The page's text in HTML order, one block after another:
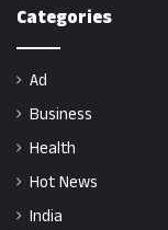
Categories
Ad
Business
Health
Hot News
India